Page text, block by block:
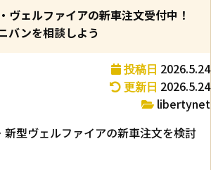
ヴェルファイアの新車注文受付中！
バンを相談しよう
投稿日 2026.5.24
更新日 2026.5.24
libertynet
型ヴェルファイアの新車注文を検討